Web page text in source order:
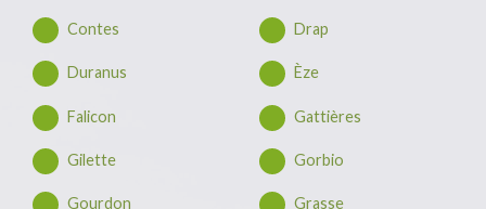
Contes Drap
Duranus Èze
Falicon Gattières
Gilette Gorbio
Gourdon Grasse